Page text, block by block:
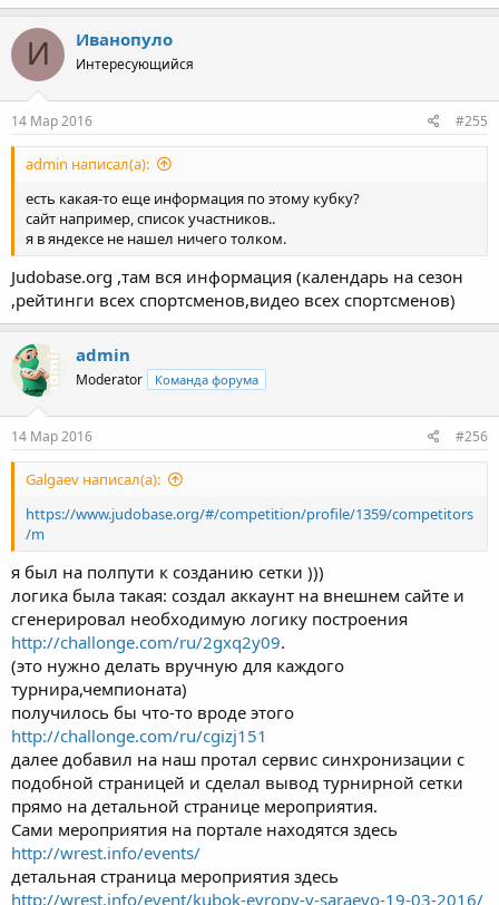
И Иванопуло
Интересующийся
14 Мар 2016 #255
admin написал(а):
есть какая-то еще информация по этому кубку?
сайт например, список участников..
я в яндексе не нашел ничего толком.
Judobase.org ,там вся информация (календарь на сезон
,рейтинги всех спортсменов,видео всех спортсменов)
admin
Moderator Команда форума
14 Мар 2016 #256
Galgaev написал(а):
https://www.judobase.org/#/competition/profile/1359/competitors
/m
я был на полпути к созданию сетки )))
логика была такая: создал аккаунт на внешнем сайте и
сгенерировал необходимую логику построения
http://challonge.com/ru/2gxq2y09.
(это нужно делать вручную для каждого
турнира,чемпионата)
получилось бы что-то вроде этого
http://challonge.com/ru/cgizj151
далее добавил на наш протал сервис синхронизации с
подобной страницей и сделал вывод турнирной сетки
прямо на детальной странице мероприятия.
Сами мероприятия на портале находятся здесь
http://wrest.info/events/
детальная страница мероприятия здесь
http://wrest.info/event/kubok-evropy-v-saraevo-19-03-2016/